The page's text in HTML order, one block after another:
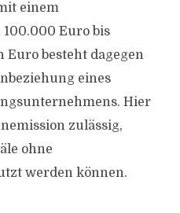
einem
Euro bis
besteht dagegen
eines
Hier
zulässig,
ohne
werden können.